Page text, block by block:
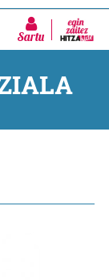
Sartu